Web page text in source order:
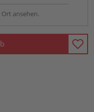
ansehen.